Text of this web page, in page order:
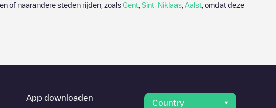
of naarandere steden rijden, zoals Gent Sint-Niklaas Aalst , omdat deze
App downloaden
Country